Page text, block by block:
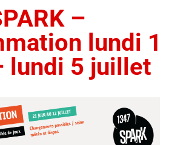
–
lundi 1
lundi 5 juillet